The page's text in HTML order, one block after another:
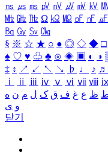
㎱ ㎲ ㎳ ㎴ ㎵ ㎶ ㎷ ㎸
㎒ ㎓ ㎔ Ω ㏀ ㏁ ㎊ ㎋ ㎌
㏃ ㏉ ㏜ ㏆
§ ※ ☆ ★ ○ ● ◎ ◇ ◆ □
♠ ♡ ♥ ♧ ♣ ⊙ ◈ ▣ ◐ ◑
‡ ↕ ↗ ↙ ↖ ↘ ♭ ♩ ♪ ♬
ⅰ
ⅱ ⅲ ⅳ ⅴ ⅵ ⅶ ⅷ ⅸ
ظ ع غ ف ق ک ل م ن ه
و ی
닫기